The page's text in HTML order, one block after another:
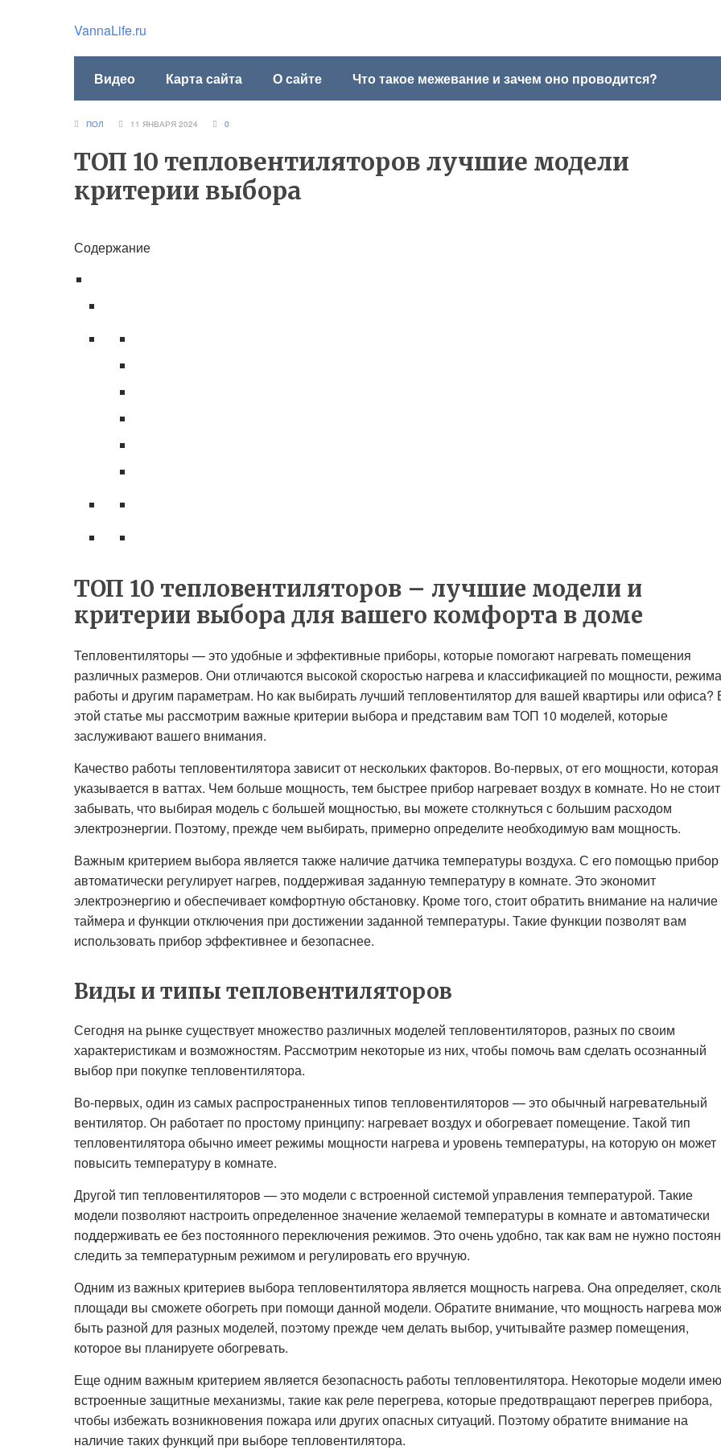
VannaLife.ru
Видео Карта сайта О сайте Что такое межевание и зачем оно проводится?
ПОЛ 11 ЯНВАРЯ 2024 0
ТОП 10 тепловентиляторов лучшие модели
критерии выбора
Содержание
ТОП 10 тепловентиляторов – лучшие модели и
критерии выбора для вашего комфорта в доме
Тепловентиляторы — это удобные и эффективные приборы, которые помогают нагревать помещения
различных размеров. Они отличаются высокой скоростью нагрева и классификацией по мощности,
работы и другим параметрам. Но как выбирать лучший тепловентилятор для вашей квартиры или офиса?
этой статье мы рассмотрим важные критерии выбора и представим вам ТОП 10 моделей, которые
заслуживают вашего внимания.
Качество работы тепловентилятора зависит от нескольких факторов. Во-первых, от его мощности, которая
указывается в ваттах. Чем больше мощность, тем быстрее прибор нагревает воздух в комнате. Но не стоит
забывать, что выбирая модель с большей мощностью, вы можете столкнуться с большим расходом
электроэнергии. Поэтому, прежде чем выбирать, примерно определите необходимую вам мощность.
Важным критерием выбора является также наличие датчика температуры воздуха. С его помощью прибор
автоматически регулирует нагрев, поддерживая заданную температуру в комнате. Это экономит
электроэнергию и обеспечивает комфортную обстановку. Кроме того, стоит обратить внимание на наличие
таймера и функции отключения при достижении заданной температуры. Такие функции позволят вам
использовать прибор эффективнее и безопаснее.
Виды и типы тепловентиляторов
Сегодня на рынке существует множество различных моделей тепловентиляторов, разных по своим
характеристикам и возможностям. Рассмотрим некоторые из них, чтобы помочь вам сделать осознанный
выбор при покупке тепловентилятора.
Во-первых, один из самых распространенных типов тепловентиляторов — это обычный нагревательный
вентилятор. Он работает по простому принципу: нагревает воздух и обогревает помещение. Такой тип
тепловентилятора обычно имеет режимы мощности нагрева и уровень температуры, на которую он может
повысить температуру в комнате.
Другой тип тепловентиляторов — это модели с встроенной системой управления температурой. Такие
модели позволяют настроить определенное значение желаемой температуры в комнате и автоматически
поддерживать ее без постоянного переключения режимов. Это очень удобно, так как вам не нужно
следить за температурным режимом и регулировать его вручную.
Одним из важных критериев выбора тепловентилятора является мощность нагрева. Она определяет,
площади вы сможете обогреть при помощи данной модели. Обратите внимание, что мощность нагрева
быть разной для разных моделей, поэтому прежде чем делать выбор, учитывайте размер помещения,
которое вы планируете обогревать.
Еще одним важным критерием является безопасность работы тепловентилятора. Некоторые модели
встроенные защитные механизмы, такие как реле перегрева, которые предотвращают перегрев прибора,
чтобы избежать возникновения пожара или других опасных ситуаций. Поэтому обратите внимание на
наличие таких функций при выборе тепловентилятора.